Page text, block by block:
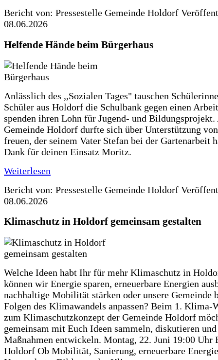
Bericht von: Pressestelle Gemeinde Holdorf
08.06.2026
Helfende Hände beim Bürgerhaus
Anlässlich des ,,Sozialen Tages" tauschen
Schüler aus Holdorf die Schulbank gegen einen
spenden ihren Lohn für Jugend- und Bildungsprojekt.
Gemeinde Holdorf durfte sich über Unterstützung
freuen, der seinem Vater Stefan bei der Gartenarbeit
Dank für deinen Einsatz Moritz.
Weiterlesen
Bericht von: Pressestelle Gemeinde Holdorf
08.06.2026
Klimaschutz in Holdorf gemeinsam gestalten
Welche Ideen habt Ihr für mehr Klimaschutz in
können wir Energie sparen, erneuerbare Energien
nachhaltige Mobilität stärken oder unsere Gemeinde
Folgen des Klimawandels anpassen? Beim 1. Klima-
zum Klimaschutzkonzept der Gemeinde Holdorf
gemeinsam mit Euch Ideen sammeln, diskutieren
Maßnahmen entwickeln. Montag, 22. Juni 19:00 Uhr
Holdorf Ob Mobilität, Sanierung, erneuerbare